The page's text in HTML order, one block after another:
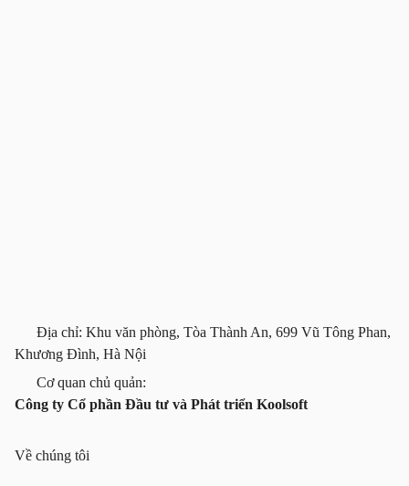
Địa chỉ: Khu văn phòng, Tòa Thành An, 699 Vũ Tông Phan,
Khương Đình, Hà Nội
Cơ quan chủ quản:
Công ty Cổ phần Đầu tư và Phát triển Koolsoft
Về chúng tôi